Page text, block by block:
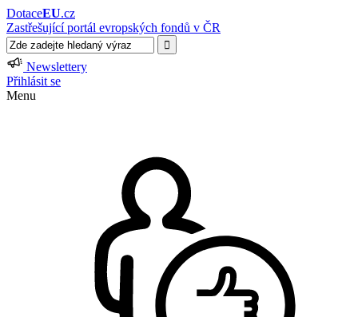
DotaceEU.cz
Zastřešující portál evropských fondů v ČR
Newslettery
Přihlásit se
Menu